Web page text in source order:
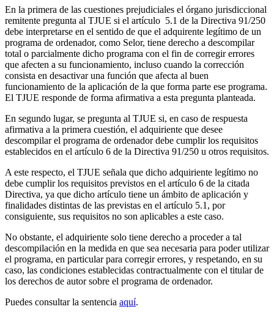
En la primera de las cuestiones prejudiciales el órgano jurisdiccional
remitente pregunta al TJUE si el artículo 5.1 de la Directiva 91/250
debe interpretarse en el sentido de que el adquirente legítimo de un
programa de ordenador, como Selor, tiene derecho a descompilar
total o parcialmente dicho programa con el fin de corregir errores
que afecten a su funcionamiento, incluso cuando la corrección
consista en desactivar una función que afecta al buen
funcionamiento de la aplicación de la que forma parte ese programa.
El TJUE responde de forma afirmativa a esta pregunta planteada.
En segundo lugar, se pregunta al TJUE si, en caso de respuesta
afirmativa a la primera cuestión, el adquiriente que desee
descompilar el programa de ordenador debe cumplir los requisitos
establecidos en el artículo 6 de la Directiva 91/250 u otros requisitos.
A este respecto, el TJUE señala que dicho adquiriente legítimo no
debe cumplir los requisitos previstos en el artículo 6 de la citada
Directiva, ya que dicho artículo tiene un ámbito de aplicación y
finalidades distintas de las previstas en el artículo 5.1, por
consiguiente, sus requisitos no son aplicables a este caso.
No obstante, el adquiriente solo tiene derecho a proceder a tal
descompilación en la medida en que sea necesaria para poder utilizar
el programa, en particular para corregir errores, y respetando, en su
caso, las condiciones establecidas contractualmente con el titular de
los derechos de autor sobre el programa de ordenador.
Puedes consultar la sentencia aquí.